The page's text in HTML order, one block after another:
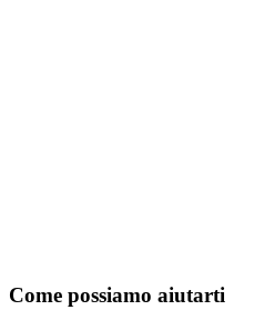
Come possiamo aiutarti